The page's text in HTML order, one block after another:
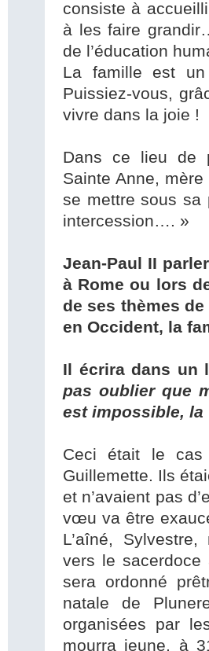
consiste à
à les faire
de l’éducation
La famille est un
Puissiez-vous,
vivre dans la joie !
Dans ce lieu de
Sainte Anne,
se mettre sous sa
intercession…. »
Jean-Paul II
à Rome ou lors
de ses thèmes
en Occident, la
Il écrira dans
pas oublier que
est impossible, la
Ceci était le cas
Guillemette. Ils
et n’avaient pas
vœu va être
L’aîné,
vers le sacerdoce
sera ordonné
natale de
organisées par
mourra jeune, à